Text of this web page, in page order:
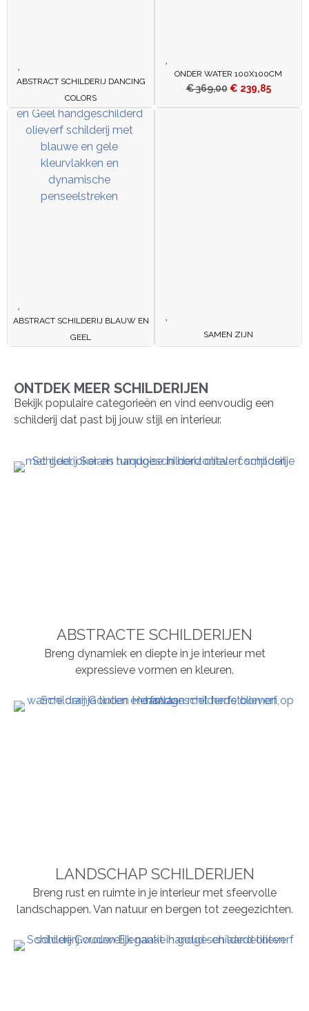
ABSTRACT SCHILDERIJ DANCING
COLORS
ONDER WATER 100X100CM
€369,00 € 239,85
ABSTRACT SCHILDERIJ BLAUW EN
GEEL
SAMEN ZIJN
ONTDEK MEER SCHILDERIJEN
Bekijk populaire categorieën en vind eenvoudig een
schilderij dat past bij jouw stijl en interieur.
ABSTRACTE SCHILDERIJEN
Breng dynamiek en diepte in je interieur met
expressieve vormen en kleuren.
LANDSCHAP SCHILDERIJEN
Breng rust en ruimte in je interieur met sfeervolle
landschappen. Van natuur en bergen tot zeegezichten.